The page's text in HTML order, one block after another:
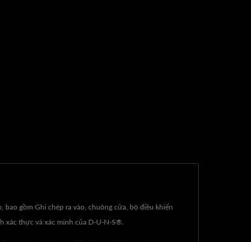
gồm Ghi chép ra vào, chuông cửa, bộ điều khiển
xác thực và xác minh của D-U-N-S®.